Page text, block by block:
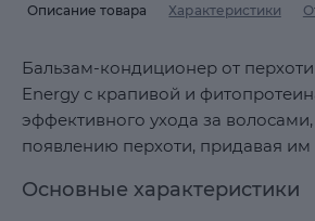
Описание товара Характеристики
Бальзам-кондиционер от
Energy с крапивой и
эффективного ухода за
появлению перхоти, придавая
Основные характеристики